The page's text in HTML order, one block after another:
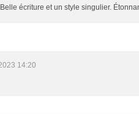
écriture et un style singulier.
14:20